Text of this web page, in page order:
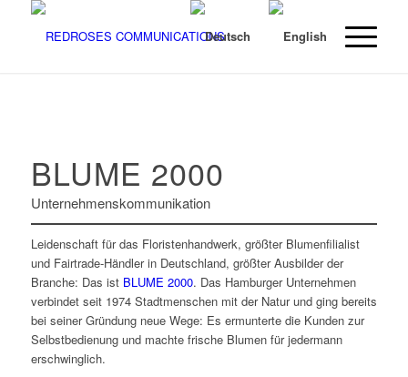
BLUME 2000
Unternehmenskommunikation
Leidenschaft für das Floristenhandwerk, größter Blumenfilialist
und Fairtrade-Händler in Deutschland, größter Ausbilder der
Branche: Das ist BLUME 2000. Das Hamburger Unternehmen
verbindet seit 1974 Stadtmenschen mit der Natur und ging bereits
bei seiner Gründung neue Wege: Es ermunterte die Kunden zur
Selbstbedienung und machte frische Blumen für jedermann
erschwinglich.